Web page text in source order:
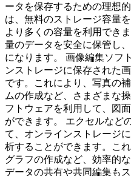
ータを保存するための理想
は、無料のストレージ容量
より多くの容量を利用でき
量のデータを安全に保管し
になります。 画像編集ソフ
ンストレージに保存された
です。これにより、写真の
ムの作成など、さまざまな
フトウェアを利用して、図
ができます。 エクセルなど
て、オンラインストレージ
析することができます。こ
グラフの作成など、効率的
データの共有や共同編集も